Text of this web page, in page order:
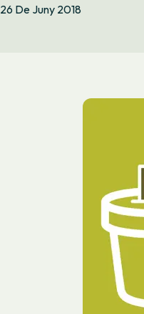
26 De Juny 2018